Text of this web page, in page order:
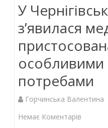
У
з’явилася
особливими
потребами
Горчинська Валентина
Немає Коментарів